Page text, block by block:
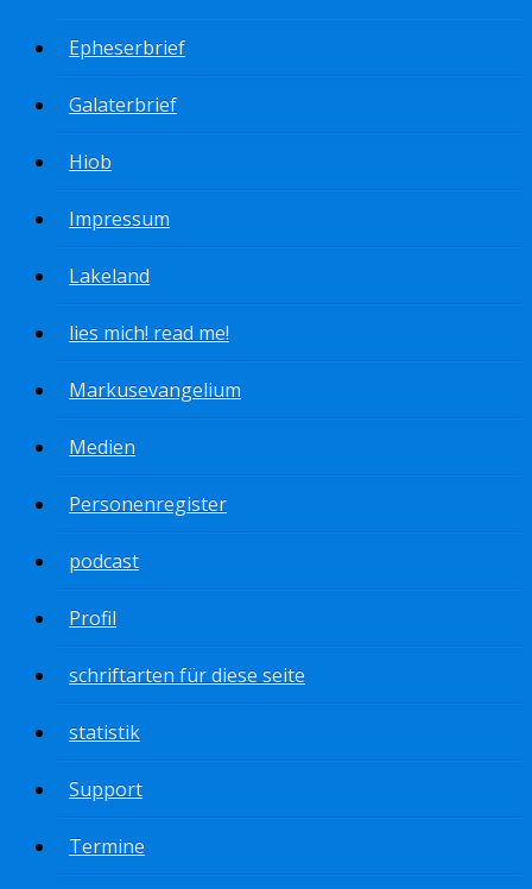
Epheserbrief
Galaterbrief
Hiob
Impressum
Lakeland
lies mich! read me!
Markusevangelium
Medien
Personenregister
podcast
Profil
schriftarten für diese seite
statistik
Support
Termine